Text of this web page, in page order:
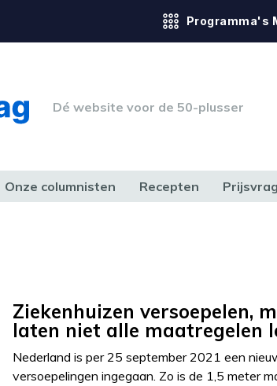
Programma's
Dé website voor de 50-plusser
Onze columnisten Recepten
Ziekenhuizen versoepelen,
laten niet alle maatregelen
Nederland is per 25 september 2021 een
versoepelingen ingegaan. Zo is de 1,5 meter